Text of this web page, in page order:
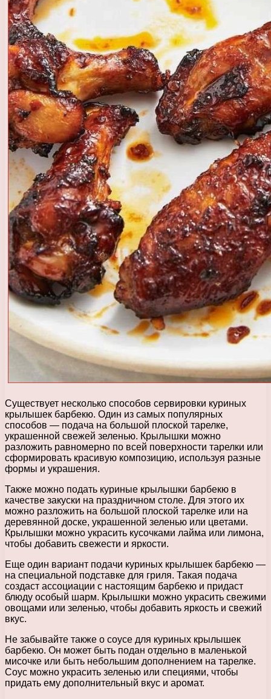
Существует несколько способов сервировки куриных
крылышек барбекю. Один из самых популярных
способов — подача на большой плоской тарелке,
украшенной свежей зеленью. Крылышки можно
разложить равномерно по всей поверхности тарелки или
сформировать красивую композицию, используя разные
формы и украшения.
Также можно подать куриные крылышки барбекю в
качестве закуски на праздничном столе. Для этого их
можно разложить на большой плоской тарелке или на
деревянной доске, украшенной зеленью или цветами.
Крылышки можно украсить кусочками лайма или лимона,
чтобы добавить свежести и яркости.
Еще один вариант подачи куриных крылышек барбекю —
на специальной подставке для гриля. Такая подача
создаст ассоциации с настоящим барбекю и придаст
блюду особый шарм. Крылышки можно украсить свежими
овощами или зеленью, чтобы добавить яркость и свежий
вкус.
Не забывайте также о соусе для куриных крылышек
барбекю. Он может быть подан отдельно в маленькой
мисочке или быть небольшим дополнением на тарелке.
Соус можно украсить зеленью или специями, чтобы
придать ему дополнительный вкус и аромат.